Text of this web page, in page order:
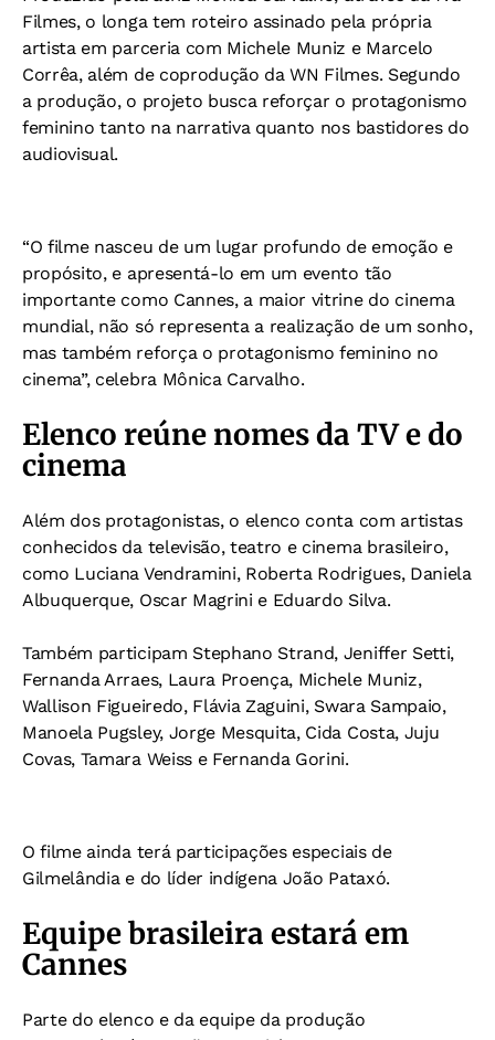
Filmes, o longa tem roteiro assinado pela própria
artista em parceria com Michele Muniz e Marcelo
Corrêa, além de coprodução da WN Filmes. Segundo
a produção, o projeto busca reforçar o protagonismo
feminino tanto na narrativa quanto nos bastidores do
audiovisual.
“O filme nasceu de um lugar profundo de emoção e
propósito, e apresentá-lo em um evento tão
importante como Cannes, a maior vitrine do cinema
mundial, não só representa a realização de um sonho,
mas também reforça o protagonismo feminino no
cinema”, celebra Mônica Carvalho.
Elenco reúne nomes da TV e do
cinema
Além dos protagonistas, o elenco conta com artistas
conhecidos da televisão, teatro e cinema brasileiro,
como Luciana Vendramini, Roberta Rodrigues, Daniela
Albuquerque, Oscar Magrini e Eduardo Silva.
Também participam Stephano Strand, Jeniffer Setti,
Fernanda Arraes, Laura Proença, Michele Muniz,
Wallison Figueiredo, Flávia Zaguini, Swara Sampaio,
Manoela Pugsley, Jorge Mesquita, Cida Costa, Juju
Covas, Tamara Weiss e Fernanda Gorini.
O filme ainda terá participações especiais de
Gilmelândia e do líder indígena João Pataxó.
Equipe brasileira estará em
Cannes
Parte do elenco e da equipe da produção